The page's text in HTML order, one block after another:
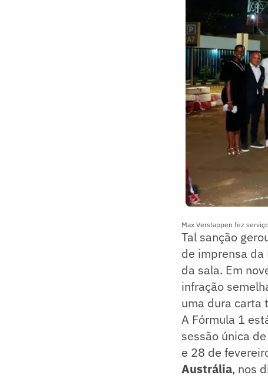
Max Verstappen fez
Tal sanção
de imprensa
da sala. Em
infração
uma dura carta
A Fórmula 1
sessão única
e 28 de
Austrália, nos